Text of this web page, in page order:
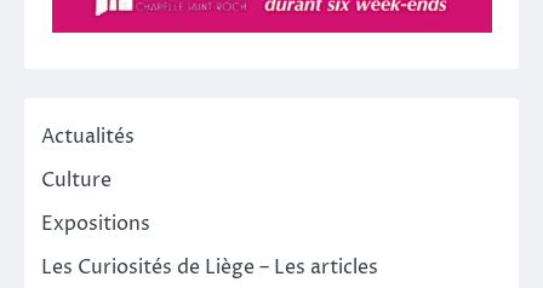
Actualités
Culture
Expositions
Les Curiosités de Liège – Les articles